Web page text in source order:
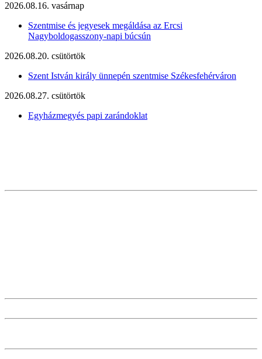
2026.08.16. vasárnap
Szentmise és jegyesek megáldása az Ercsi
Nagyboldogasszony-napi búcsún
2026.08.20. csütörtök
Szent István király ünnepén szentmise Székesfehérváron
2026.08.27. csütörtök
Egyházmegyés papi zarándoklat